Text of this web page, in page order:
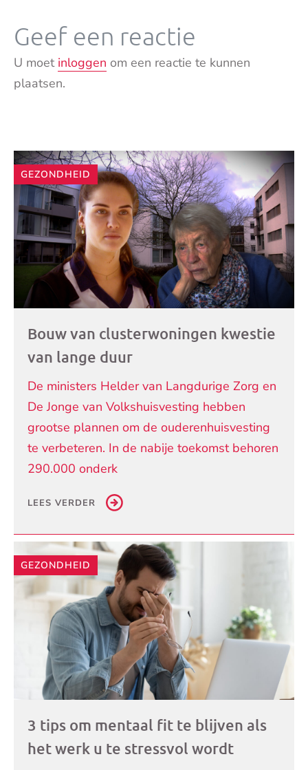
Geef een reactie
U moet inloggen om een reactie te kunnen
plaatsen.
Andere
artikelen
GEZONDHEID
Bouw van clusterwoningen kwestie
van lange duur
De ministers Helder van Langdurige Zorg en
De Jonge van Volkshuisvesting hebben
grootse plannen om de ouderenhuisvesting
te verbeteren. In de nabije toekomst behoren
290.000 onderk
LEES VERDER
GEZONDHEID
3 tips om mentaal fit te blijven als
het werk u te stressvol wordt